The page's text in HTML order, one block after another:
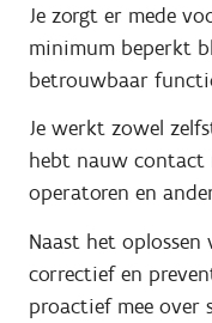
Je zorgt er mede
minimum beperkt
betrouwbaar
Je werkt zowel
hebt nauw contact
operatoren en
Naast het
correctief en
proactief mee over